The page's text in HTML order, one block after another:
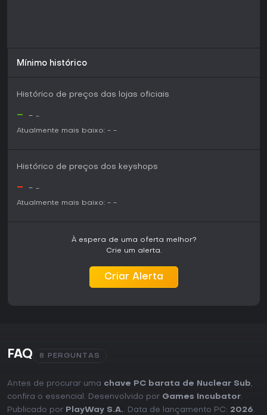
Mínimo histórico
Histórico de preços das lojas oficiais
- - -
Atualmente mais baixo: - -
Histórico de preços dos keyshops
- - -
Atualmente mais baixo: - -
À espera de uma oferta melhor?
Crie um alerta.
Criar Alerta
FAQ 8 PERGUNTAS
Antes de procurar uma chave PC barata de Nuclear Sub,
confira o essencial. Desenvolvido por Games Incubator.
Publicado por PlayWay S.A.. Data de lançamento PC: 2026.